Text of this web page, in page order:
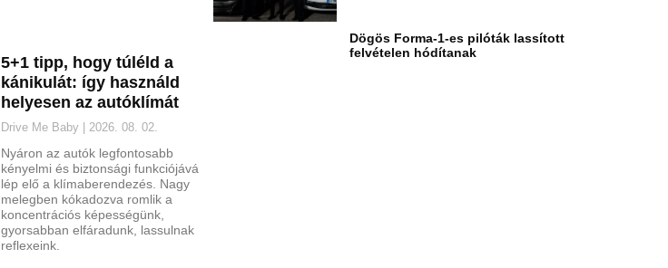
5+1 tipp, hogy túléld a
kánikulát: így használd
helyesen az autóklímát
Drive Me Baby 2026. 08. 02.
Nyáron az autók legfontosabb
kényelmi és biztonsági funkciójává
lép elő a klímaberendezés. Nagy
melegben kókadozva romlik a
koncentrációs képességünk,
gyorsabban elfáradunk, lassulnak
reflexeink.
Dögös Forma-1-es pilóták lassított
felvételen hódítanak